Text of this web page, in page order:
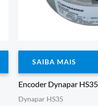
SAIBA MAIS
Encoder Dynapar
Dynapar HS35